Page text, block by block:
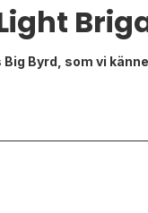
Byrd, som vi